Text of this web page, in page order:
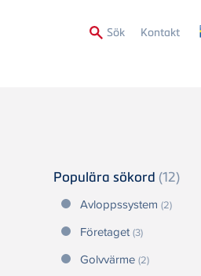
Sök Kontakt
Populära sökord (12)
Avloppssystem (2)
Företaget(3)
Golvvärme (2)